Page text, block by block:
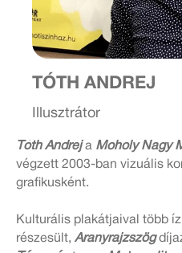
TÓTH ANDREJ
Illusztrátor
Tóth Andreja Moholy Nagy
végzett 2003-ban vizuális
grafikusként.
Kulturális plakátjaival több
részesült, Aranyrajzszög